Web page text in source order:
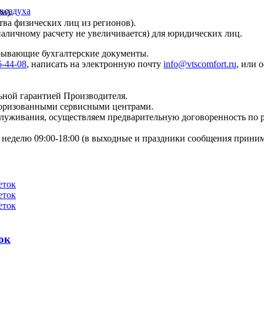
физических лиц из регионов).
расчету не увеличивается) для юридических лиц.
бухгалтерские документы.
44-08, написать на электронную почту info@vtscomfort.ru, или
гарантией Производителя.
сервисными центрами.
осуществляем предварительную договоренность
09:00-18:00 (в выходные и праздники сообщения